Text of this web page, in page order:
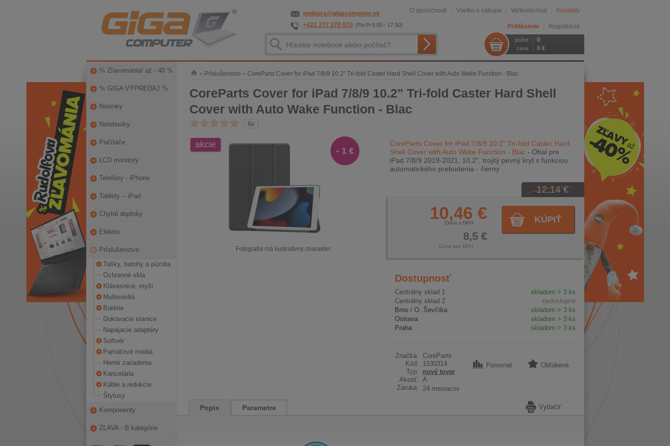
podpora@gigacomputer.sk
+421 277 270 070 (Po-Pi 9.00 - 17.00)
O spoločnosti Všetko o nákupe Veľkoobchod Kontakty
Prihlásenie Registrácia
počet 0
cena 0 €
% Zľavománia! až - 40 %
% GIGA VÝPREDAJ %
Novinky
Notebooky
Počítače
LCD monitory
Telefóny - iPhone
Tablety – iPad
Chytré doplnky
Elektro
Príslušenstvo
Tašky, batohy a púzdra
Ochranné skla
Klávesnice, myši
Multimédiá
Batérie
Dokovacie stanice
Napájacie adaptéry
Softvér
Pamäťové médiá
Herné zariadenia
Kancelária
Káble a redukcie
Štylusy
Komponenty
ZĽAVA - B kategórie
» Príslušenstvo » CoreParts Cover for iPad 7/8/9 10.2" Tri-fold Caster Hard Shell Cover with Auto Wake Function - Blac
CoreParts Cover for iPad 7/8/9 10.2" Tri-fold Caster Hard Shell
Cover with Auto Wake Function - Blac
6x
CoreParts Cover for iPad 7/8/9 10.2" Tri-fold Caster Hard
Shell Cover with Auto Wake Function - Blac- Obal pre
iPad 7/8/9 2019-2021, 10,2", trojitý pevný kryt s funkciou
automatického prebudenia - čierny
12,14 €
KÚPIŤ
10,46 €
Cena s DPH
8,5 €
Cena bez DPH
Dostupnosť
Centrálny sklad 1
skladom > 3 ks
Centrálny sklad 2
nedostupné
Brno / O. Ševčíka
skladom > 3 ks
Ostrava
skladom > 3 ks
Praha
skladom > 3 ks
Značka:
CoreParts
Kód:
1530314
Typ:
nový tovar
Akosť: A
Záruka:
24 mesiacov
Porovnať Obľúbené
akcie
- 1 €
Fotografia má ilustratívny charakter.
Popis Parametre Vytlačiť